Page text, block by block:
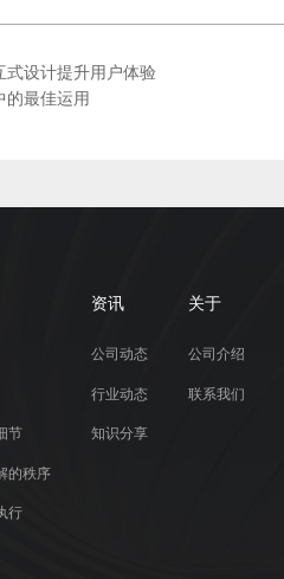
式设计提升用户体验
的最佳运用
节
的秩序
行
资讯
公司动态
行业动态
知识分享
关于
公司介绍
联系我们